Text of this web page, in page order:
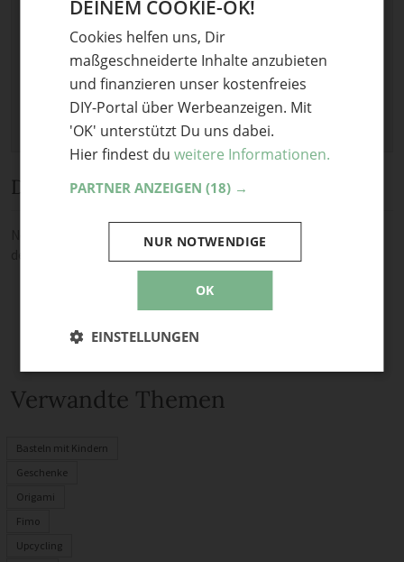
Maximale Dateigröße: 8 MB.
Bild.
Diskussion
Noch keine Kommentare — sei die Erste oder der Erste und teile
Verwandte Themen
Basteln mit Kindern
Geschenke
Origami
Fimo
Upcycling
DEINEM COOKIE-OK!
Cookies helfen uns, Dir
maßgeschneiderte Inhalte anzubieten
und finanzieren unser kostenfreies
DIY-Portal über Werbeanzeigen. Mit
'OK' unterstützt Du uns dabei.
Hier findest du weitere Informationen.
PARTNER ANZEIGEN (18) →
OK
NUR NOTWENDIGE
EINSTELLUNGEN